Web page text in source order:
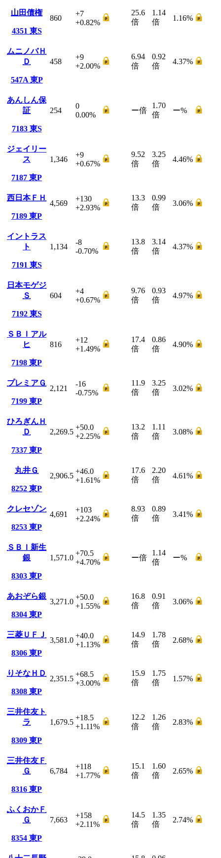
山田債権
4351 東S
860
+7
+0.82%
25.6
倍
1.14
倍
1.16%
ムニノバＨ
Ｄ
547A 東P
458
+9
+2.00%
6.94
倍
0.92
倍
4.37%
あんしん保
証
7183 東S
254
0
0.00%
ー倍
1.70
倍
ー%
ジェイリー
ス
7187 東P
1,346
+9
+0.67%
9.52
倍
3.25
倍
4.46%
西日本ＦＨ
7189 東P
4,569
+130
+2.93%
13.3
倍
0.99
倍
3.06%
イントラス
ト
7191 東S
1,134
-8
-0.70%
13.8
倍
3.14
倍
4.37%
日本モゲジ
Ｓ
7192 東S
604
+4
+0.67%
9.76
倍
0.93
倍
4.97%
ＳＢＩアル
ヒ
7198 東P
816
+12
+1.49%
17.4
倍
0.86
倍
4.90%
プレミアＧ
7199 東P
2,121
-16
-0.75%
11.9
倍
3.25
倍
3.02%
ひろぎんＨ
Ｄ
7337 東P
2,269.5
+50.0
+2.25%
13.2
倍
1.11
倍
3.08%
丸井Ｇ
8252 東P
2,906.5
+46.0
+1.61%
17.6
倍
2.20
倍
4.61%
クレセゾン
8253 東P
4,691
+103
+2.24%
8.93
倍
0.89
倍
3.41%
ＳＢＩ新生
銀
8303 東P
1,571.0
+70.5
+4.70%
ー倍
1.14
倍
ー%
あおぞら銀
8304 東P
3,271.0
+50.0
+1.55%
16.8
倍
0.91
倍
3.06%
三菱ＵＦＪ
8306 東P
3,581.0
+40.0
+1.13%
14.9
倍
1.78
倍
2.68%
りそなＨＤ
8308 東P
2,351.5
+68.5
+3.00%
15.9
倍
1.75
倍
1.57%
三井住友ト
ラ
8309 東P
1,679.5
+18.5
+1.11%
12.2
倍
1.26
倍
2.83%
三井住友Ｆ
Ｇ
8316 東P
6,784
+118
+1.77%
15.1
倍
1.60
倍
2.65%
ふくおかＦ
Ｇ
8354 東P
7,663
+158
+2.11%
14.5
倍
1.35
倍
2.74%